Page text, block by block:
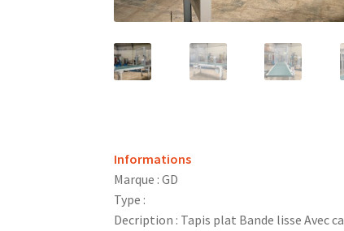
Informations
Marque : GD
Type :
Decription : Tapis plat Bande lisse Avec